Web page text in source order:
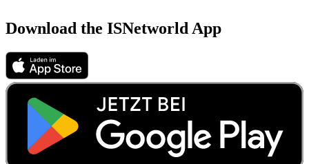
Download the ISNetworld App